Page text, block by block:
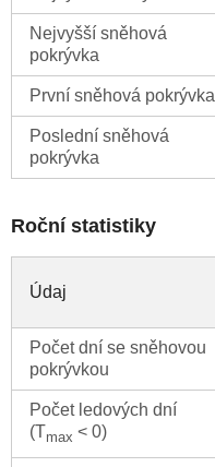
Nejvyšší sněhová
pokrývka
První sněhová pokrývka
Poslední sněhová
pokrývka
Roční statistiky
Údaj
Počet dní se sněhovou
pokrývkou
Počet ledových dní
(Tmax < 0)